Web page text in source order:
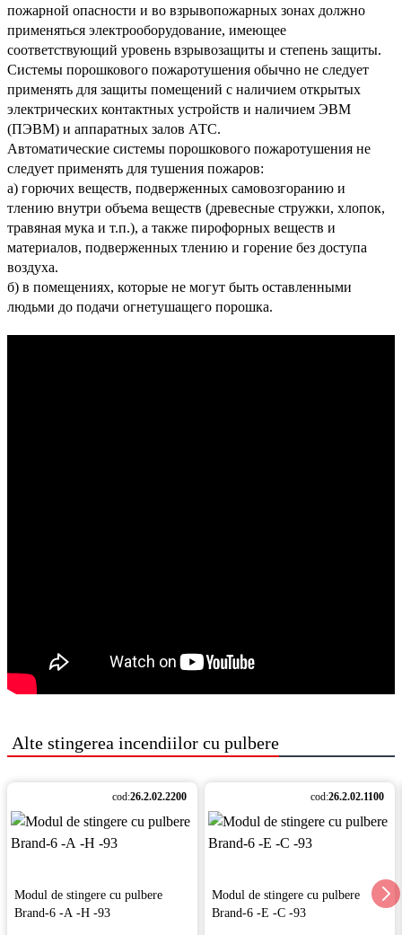
пожарной опасности и во взрывопожарных зонах должно
применяться электрооборудование, имеющее
соответствующий уровень взрывозащиты и степень защиты.
Системы порошкового пожаротушения обычно не следует
применять для защиты помещений с наличием открытых
электрических контактных устройств и наличием ЭВМ
(ПЭВМ) и аппаратных залов АТС.
Автоматические системы порошкового пожаротушения не
следует применять для тушения пожаров:
а) горючих веществ, подверженных самовозгоранию и
тлению внутри объема веществ (древесные стружки, хлопок,
травяная мука и т.п.), а также пирофорных веществ и
материалов, подверженных тлению и горение без доступа
воздуха.
б) в помещениях, которые не могут быть оставленными
людьми до подачи огнетушащего порошка.
Alte stingerea incendiilor cu pulbere
cod:26.2.02.2200
Modul de stingere cu pulbere
Brand-6 -А -Н -93
cod:26.2.02.1100
Modul de stingere cu pulbere
Brand-6 -Е -С -93